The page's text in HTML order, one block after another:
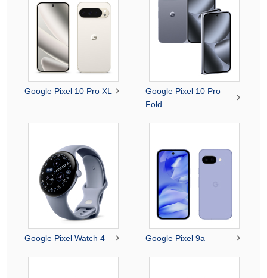
Google Pixel 10 Pro XL 
Google Pixel 10 Pro
Fold

Google Pixel Watch 4  Google Pixel 9a 